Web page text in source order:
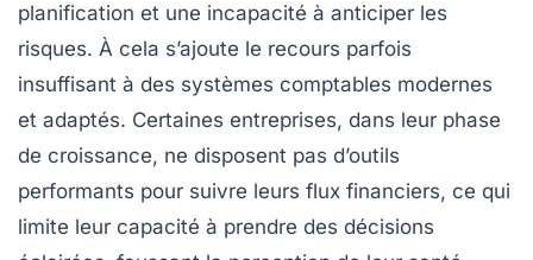
planification et une incapacité à anticiper les
risques. À cela s’ajoute le recours parfois
insuffisant à des systèmes comptables modernes
et adaptés. Certaines entreprises, dans leur phase
de croissance, ne disposent pas d’outils
performants pour suivre leurs flux financiers, ce qui
limite leur capacité à prendre des décisions